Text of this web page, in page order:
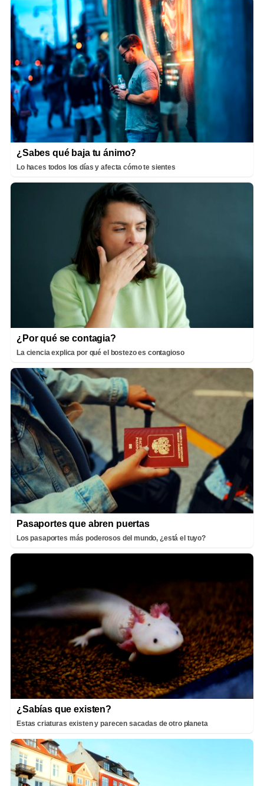
¿Sabes qué baja tu ánimo?
Lo haces todos los días y afecta cómo te sientes
¿Por qué se contagia?
La ciencia explica por qué el bostezo es contagioso
Pasaportes que abren puertas
Los pasaportes más poderosos del mundo, ¿está el tuyo?
¿Sabías que existen?
Estas criaturas existen y parecen sacadas de otro planeta